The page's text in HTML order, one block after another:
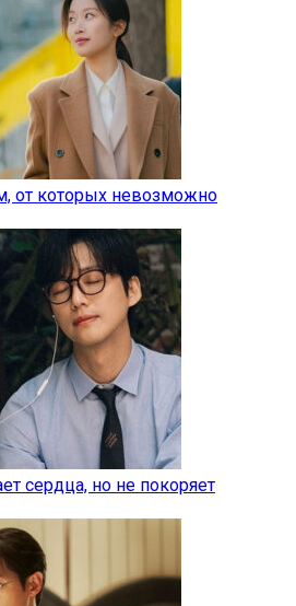
от которых невозможно
сердца, но не покоряет